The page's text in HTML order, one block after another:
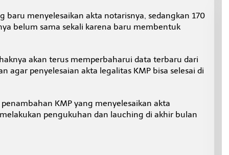
baru menyelesaikan akta notarisnya, sedangkan 170
belum sama sekali karena baru membentuk
akan terus memperbaharui data terbaru dari
agar penyelesaian akta legalitas KMP bisa selesai di
KMP yang menyelesaikan akta
pengukuhan dan lauching di akhir bulan